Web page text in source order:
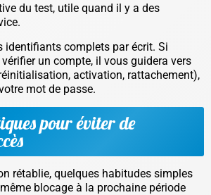
du test, utile quand il y a des
identifiants complets par écrit. Si
un compte, il vous guidera vers
activation, rattachement),
mot de passe.
pour éviter de
rétablie, quelques habitudes simples
blocage à la prochaine période